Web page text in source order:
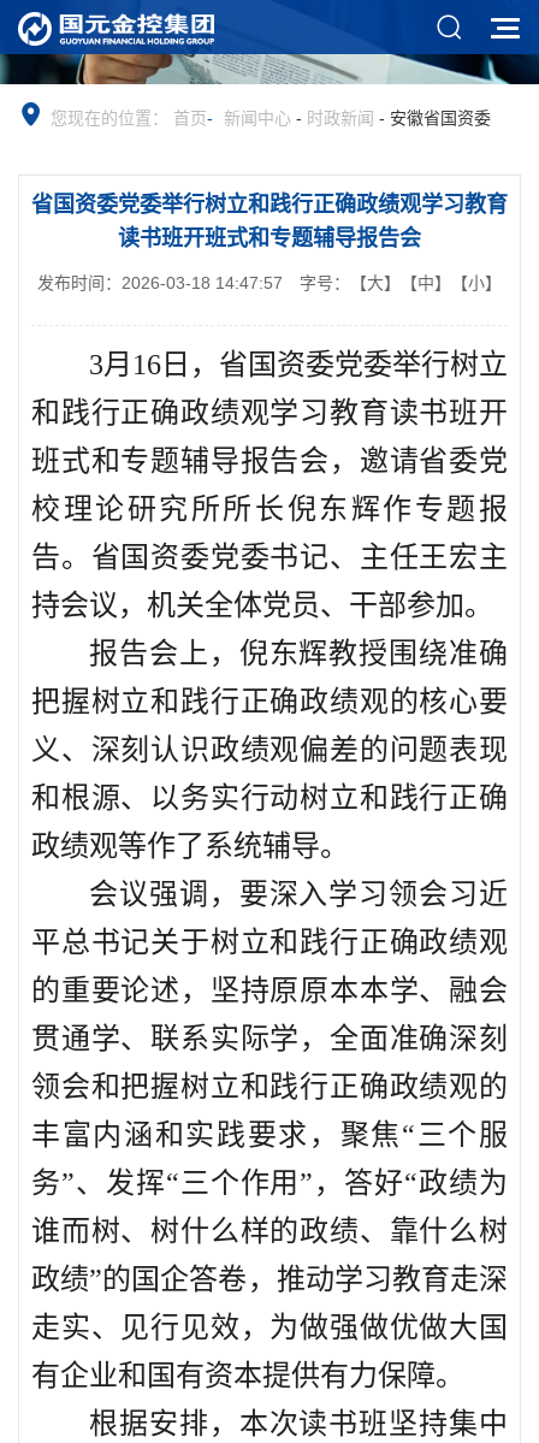
您现在的位置： 首页- 新闻中心 - 时政新闻 - 安徽省国资委
省国资委党委举行树立和践行正确政绩观学习教育
读书班开班式和专题辅导报告会
发布时间：2026-03-18 14:47:57 字号： 【大】 【中】 【小】
3月16日，省国资委党委举行树立
和践行正确政绩观学习教育读书班开
班式和专题辅导报告会，邀请省委党
校理论研究所所长倪东辉作专题报
告。省国资委党委书记、主任王宏主
持会议，机关全体党员、干部参加。
报告会上，倪东辉教授围绕准确
把握树立和践行正确政绩观的核心要
义、深刻认识政绩观偏差的问题表现
和根源、以务实行动树立和践行正确
政绩观等作了系统辅导。
会议强调，要深入学习领会习近
平总书记关于树立和践行正确政绩观
的重要论述，坚持原原本本学、融会
贯通学、联系实际学，全面准确深刻
领会和把握树立和践行正确政绩观的
丰富内涵和实践要求，聚焦“三个服
务”、发挥“三个作用”，答好“政绩为
谁而树、树什么样的政绩、靠什么树
政绩”的国企答卷，推动学习教育走深
走实、见行见效，为做强做优做大国
有企业和国有资本提供有力保障。
根据安排，本次读书班坚持集中